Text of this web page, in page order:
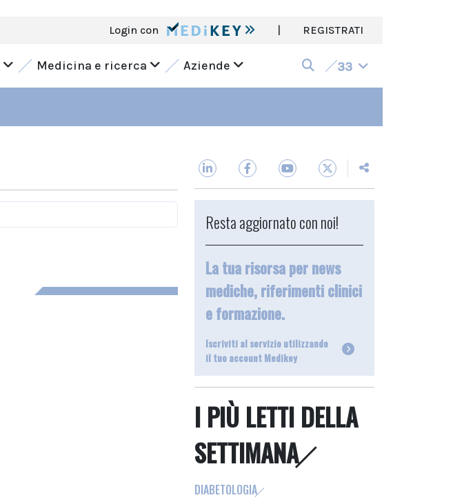
Login con | REGISTRATI
Medicina e ricerca Aziende 33
Resta aggiornato con noi!
La tua risorsa per news
mediche, riferimenti clinici
e formazione.
Iscriviti al servizio utilizzando
il tuo account Medikey
I PIÙ LETTI DELLA
SETTIMANA
DIABETOLOGIA